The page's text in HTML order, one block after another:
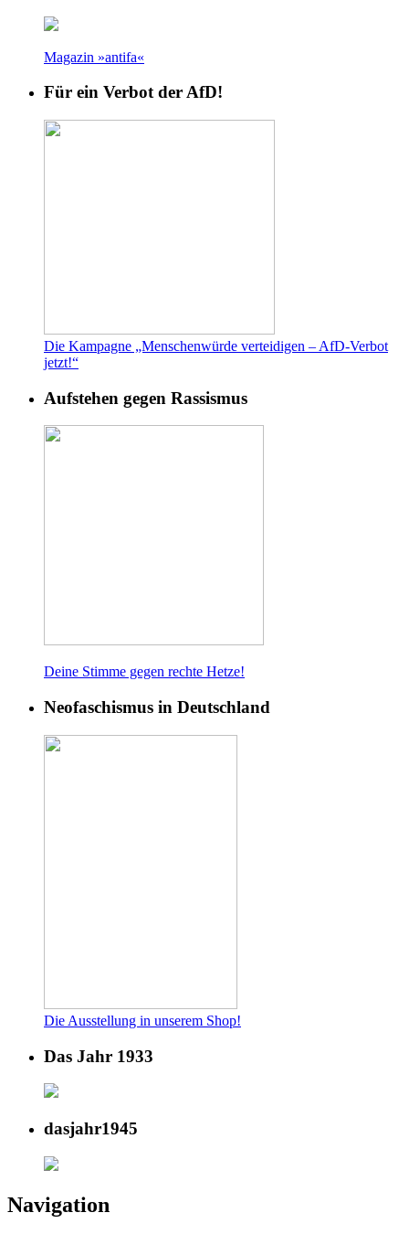
Magazin »antifa«
Für ein Verbot der AfD!
Die Kampagne „Menschenwürde verteidigen – AfD-Verbot
jetzt!“
Aufstehen gegen Rassismus
Deine Stimme gegen rechte Hetze!
Neofaschismus in Deutschland
Die Ausstellung in unserem Shop!
Das Jahr 1933
dasjahr1945
Navigation